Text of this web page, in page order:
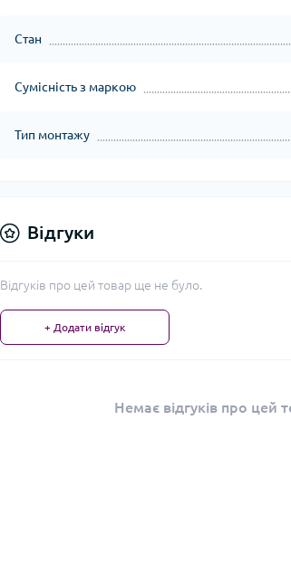
Стан
Сумісність з маркою
Тип монтажу
Відгуки
Відгуків про цей товар ще не було.
+ Додати відгук
Немає відгуків про цей